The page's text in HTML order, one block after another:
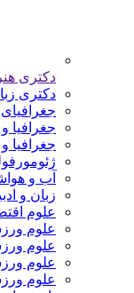
دکتری هنر
دکتری
جغرافیا
جغرافیا
آب و
زبان و
علوم
علوم
علوم
علوم
علوم